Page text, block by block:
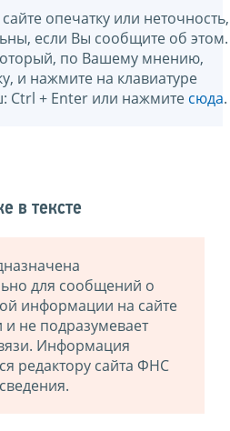
опечатку или неточность,
если Вы сообщите об этом.
по Вашему мнению,
и нажмите на клавиатуре
Ctrl + Enter или нажмите сюда.
в тексте
для сообщений о
информации на сайте
не подразумевает
Информация
редактору сайта ФНС